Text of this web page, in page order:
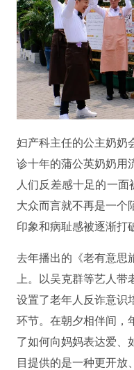
妇产科主任的公主奶奶
诊十年的蒲公英奶奶用
人们反差感十足的一面
大众而言就不再是一个
印象和病耻感被逐渐打
去年播出的《老有意思
上。以吴克群等艺人
设置了老年人反诈意识
环节。在朝夕相伴间，
了如何向妈妈表达爱、
目提供的是一种更开放